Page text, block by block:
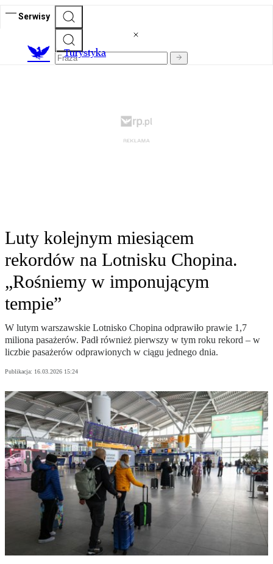
Serwisy
Turystyka
Luty kolejnym miesiącem
rekordów na Lotnisku Chopina.
„Rośniemy w imponującym
tempie”
W lutym warszawskie Lotnisko Chopina odprawiło prawie 1,7
miliona pasażerów. Padł również pierwszy w tym roku rekord – w
liczbie pasażerów odprawionych w ciągu jednego dnia.
Publikacja: 16.03.2026 15:24